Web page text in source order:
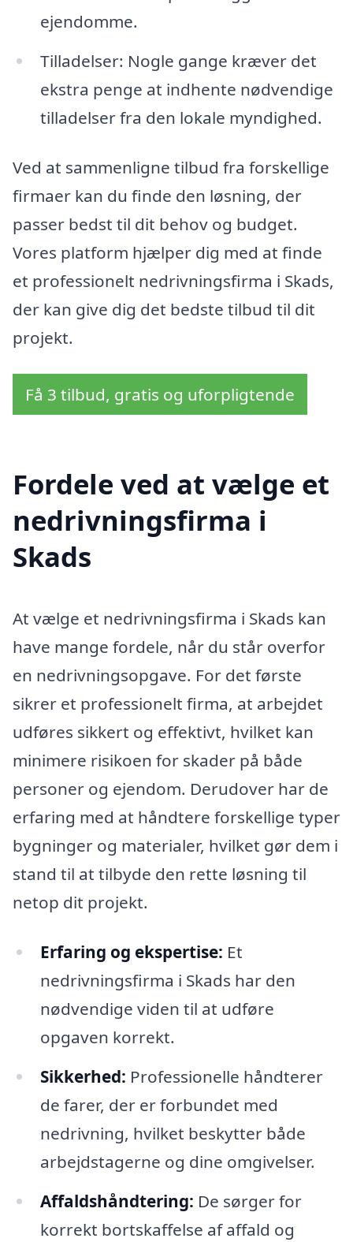
ejendomme.
Tilladelser: Nogle gange kræver det
ekstra penge at indhente nødvendige
tilladelser fra den lokale myndighed.
Ved at sammenligne tilbud fra forskellige
firmaer kan du finde den løsning, der
passer bedst til dit behov og budget.
Vores platform hjælper dig med at finde
et professionelt nedrivningsfirma i Skads,
der kan give dig det bedste tilbud til dit
projekt.
Få 3 tilbud, gratis og uforpligtende
Fordele ved at vælge et
nedrivningsfirma i
Skads
At vælge et nedrivningsfirma i Skads kan
have mange fordele, når du står overfor
en nedrivningsopgave. For det første
sikrer et professionelt firma, at arbejdet
udføres sikkert og effektivt, hvilket kan
minimere risikoen for skader på både
personer og ejendom. Derudover har de
erfaring med at håndtere forskellige typer
bygninger og materialer, hvilket gør dem i
stand til at tilbyde den rette løsning til
netop dit projekt.
Erfaring og ekspertise: Et
nedrivningsfirma i Skads har den
nødvendige viden til at udføre
opgaven korrekt.
Sikkerhed: Professionelle håndterer
de farer, der er forbundet med
nedrivning, hvilket beskytter både
arbejdstagerne og dine omgivelser.
Affaldshåndtering: De sørger for
korrekt bortskaffelse af affald og